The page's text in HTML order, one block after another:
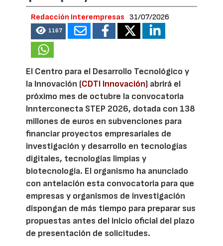
Redacción Interempresas 31/07/2026
1167
El Centro para el Desarrollo Tecnológico y
la Innovación (CDTI Innovación) abrirá el
próximo mes de octubre la convocatoria
Innterconecta STEP 2026, dotada con 138
millones de euros en subvenciones para
financiar proyectos empresariales de
investigación y desarrollo en tecnologías
digitales, tecnologías limpias y
biotecnología. El organismo ha anunciado
con antelación esta convocatoria para que
empresas y organismos de investigación
dispongan de más tiempo para preparar sus
propuestas antes del inicio oficial del plazo
de presentación de solicitudes.